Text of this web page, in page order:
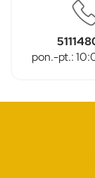
pon.-pt.: